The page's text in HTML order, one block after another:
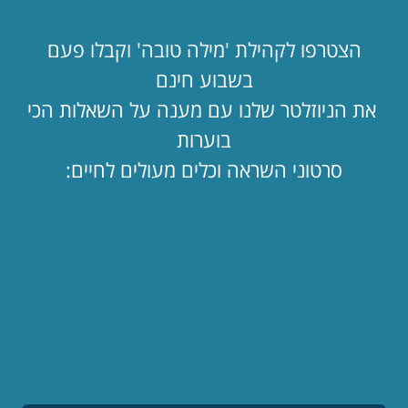
ההבדל הקטן בין אילון מאסק 💵 לביני
לקריאת המאמר »
הצטרפו לקהילת 'מילה טובה' וקבלו פעם
בשבוע חינם
את הניוזלטר שלנו עם מענה על השאלות הכי
בוערות
סרטוני השראה וכלים מעולים לחיים: